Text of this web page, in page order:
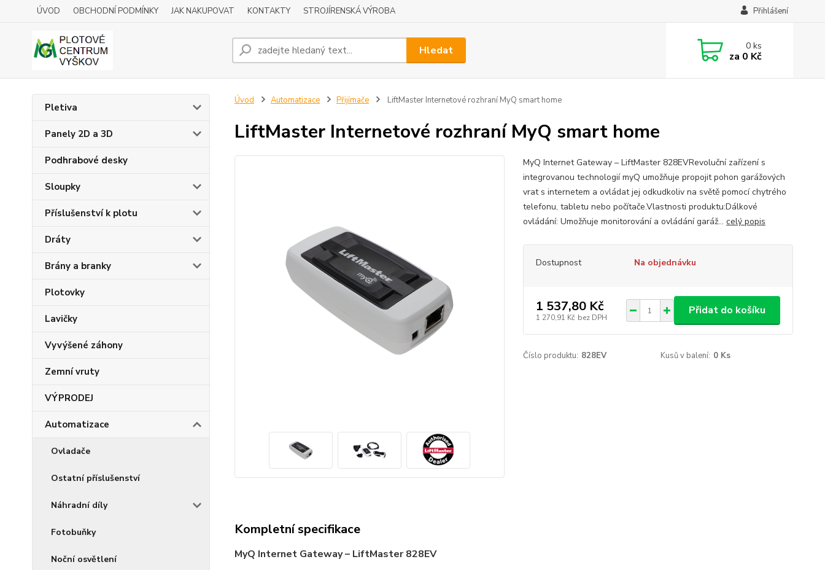
ÚVOD OBCHODNÍ PODMÍNKY JAK NAKUPOVAT KONTAKTY STROJÍRENSKÁ VÝROBA Přihlášení
Hledat 0ks
za 0 Kč
Pletiva
Panely 2D a 3D
Podhrabové desky
Sloupky
Příslušenství k plotu
Dráty
Brány a branky
Plotovky
Lavičky
Vyvýšené záhony
Zemní vruty
VÝPRODEJ
Automatizace
Ovladače
Ostatní příslušenství
Náhradní díly
Fotobuňky
Noční osvětlení
Úvod Automatizace Přijímače LiftMaster Internetové rozhraní MyQ smart home
LiftMaster Internetové rozhraní MyQ smart home
MyQ Internet Gateway – LiftMaster 828EVRevoluční zařízení s
integrovanou technologií myQ umožňuje propojit pohon garážových
vrat s internetem a ovládat jej odkudkoliv na světě pomocí chytrého
telefonu, tabletu nebo počítače.Vlastnosti produktu:Dálkové
ovládání: Umožňuje monitorování a ovládání garáž... celý popis
Dostupnost Na objednávku
1 537,80 Kč
1 270,91 Kč bez DPH
Přidat do košíku
Číslo produktu: 828EV Kusů v balení: 0 Ks
Kompletní specifikace
MyQ Internet Gateway – LiftMaster 828EV